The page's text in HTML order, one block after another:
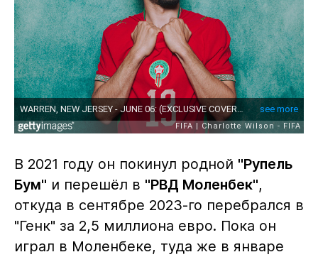
В 2021 году он покинул родной "Рупель
Бум" и перешёл в "РВД Моленбек",
откуда в сентябре 2023-го перебрался в
"Генк" за 2,5 миллиона евро. Пока он
играл в Моленбеке, туда же в январе